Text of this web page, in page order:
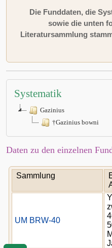
Die Funddaten, die
sowie die unten
Literatursammlung
Systematik
Gazinius
†Gazinius bowni
Daten zu den einzelnen
Sammlung
UM BRW-40